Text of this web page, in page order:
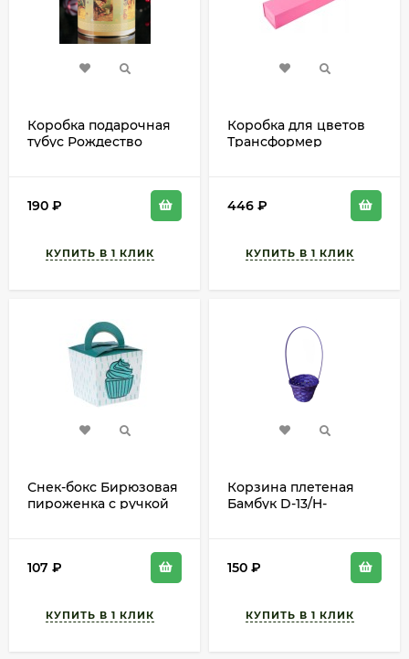
Коробка подарочная
тубус Рождество
190 ₽
Коробка для цветов
Трансформер
446 ₽
Снек-бокс Бирюзовая
пироженка с ручкой
107 ₽
Корзина плетеная
Бамбук D-13/H-
150 ₽